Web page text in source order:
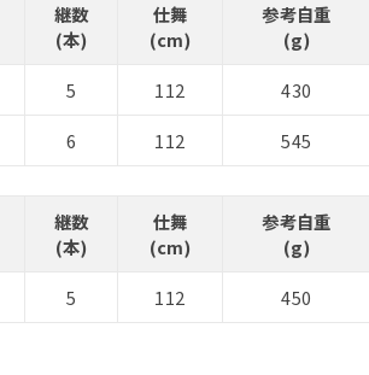
継数
(本)
仕舞
(cm)
参考自重
(g)
5 112 430
6 112 545
継数
(本)
仕舞
(cm)
参考自重
(g)
5 112 450